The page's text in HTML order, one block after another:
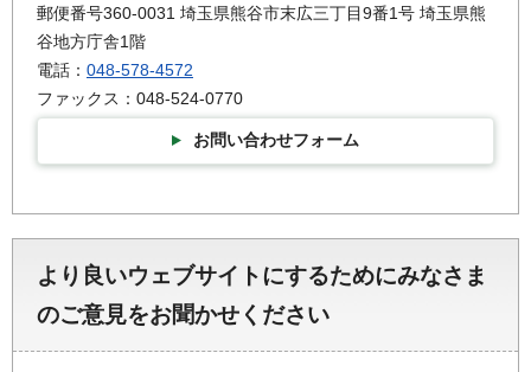
郵便番号360-0031 埼玉県熊谷市末広三丁目9番1号 埼玉県熊
谷地方庁舎1階
電話： 048-578-4572
ファックス：048-524-0770
お問い合わせフォーム
より良いウェブサイトにするためにみなさま
のご意見をお聞かせください